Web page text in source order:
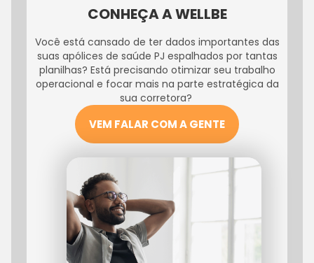
CONHEÇA A WELLBE
Você está cansado de ter dados importantes das
suas apólices de saúde PJ espalhados por tantas
planilhas? Está precisando otimizar seu trabalho
operacional e focar mais na parte estratégica da
sua corretora?
VEM FALAR COM A GENTE